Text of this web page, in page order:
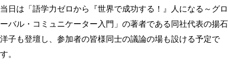
当日は「語学力ゼロから『世界で成功する！』人になる～グロ
ーバル・コミュニケーター入門」の著者である同社代表の揚石
洋子も登壇し、参加者の皆様同士の議論の場も設ける予定で
す。